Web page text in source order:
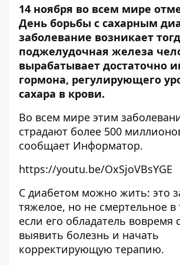
14 ноября во всем мире
День борьбы с сахарным
заболевание возникает
поджелудочная железа
вырабатывает достаточно
гормона, регулирующего
сахара в крови.
Во всем мире этим
страдают более 500
сообщает Информатор.
https://youtu.be/OxSjoVBsYGE
С диабетом можно жить: это
тяжелое, но не смертельное в
если его обладатель вовремя
выявить болезнь и начать
корректирующую терапию.